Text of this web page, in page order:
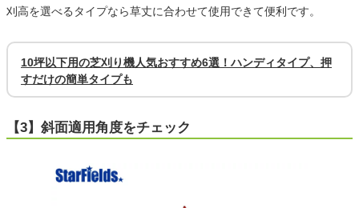
刈高を選べるタイプなら草丈に合わせて使用できて便利です。
10坪以下用の芝刈り機人気おすすめ6選！ハンディタイプ、押
すだけの簡単タイプも
【3】斜面適用角度をチェック